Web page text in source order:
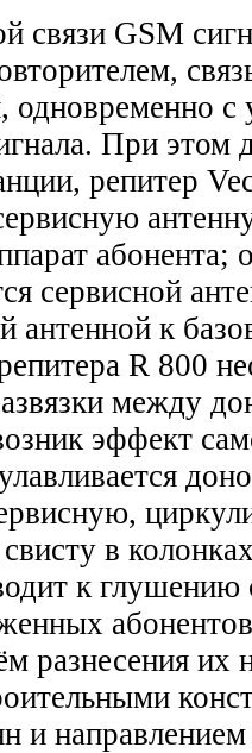
связи GSM
одновременно с
При этом
репитер
абонента;
сервисной
антенной к
R 800
между
эффект
в
к глушению
разнесения их
и